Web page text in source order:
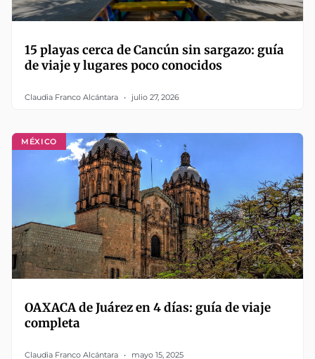
15 playas cerca de Cancún sin sargazo: guía
de viaje y lugares poco conocidos
Claudia Franco Alcántara julio 27, 2026
MÉXICO
OAXACA de Juárez en 4 días: guía de viaje
completa
Claudia Franco Alcántara mayo 15, 2025